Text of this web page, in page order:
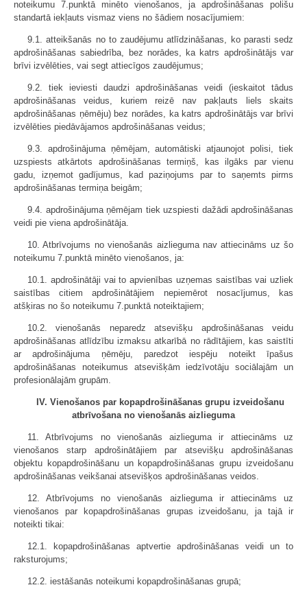
noteikumu 7.punktā minēto vienošanos, ja apdrošināšanas polišu
standartā iekļauts vismaz viens no šādiem nosacījumiem:
9.1. atteikšanās no to zaudējumu atlīdzināšanas, ko parasti sedz
apdrošināšanas sabiedrība, bez norādes, ka katrs apdrošinātājs var
brīvi izvēlēties, vai segt attiecīgos zaudējumus;
9.2. tiek ieviesti daudzi apdrošināšanas veidi (ieskaitot tādus
apdrošināšanas veidus, kuriem reizē nav pakļauts liels skaits
apdrošināšanas ņēmēju) bez norādes, ka katrs apdrošinātājs var brīvi
izvēlēties piedāvājamos apdrošināšanas veidus;
9.3. apdrošinājuma ņēmējam, automātiski atjaunojot polisi, tiek
uzspiests atkārtots apdrošināšanas termiņš, kas ilgāks par vienu
gadu, izņemot gadījumus, kad paziņojums par to saņemts pirms
apdrošināšanas termiņa beigām;
9.4. apdrošinājuma ņēmējam tiek uzspiesti dažādi apdrošināšanas
veidi pie viena apdrošinātāja.
10. Atbrīvojums no vienošanās aizlieguma nav attiecināms uz šo
noteikumu 7.punktā minēto vienošanos, ja:
10.1. apdrošinātāji vai to apvienības uzņemas saistības vai uzliek
saistības citiem apdrošinātājiem nepiemērot nosacījumus, kas
atšķiras no šo noteikumu 7.punktā noteiktajiem;
10.2. vienošanās neparedz atsevišķu apdrošināšanas veidu
apdrošināšanas atlīdzību izmaksu atkarībā no rādītājiem, kas saistīti
ar apdrošinājuma ņēmēju, paredzot iespēju noteikt īpašus
apdrošināšanas noteikumus atsevišķām iedzīvotāju sociālajām un
profesionālajām grupām.
IV. Vienošanos par kopapdrošināšanas grupu izveidošanu
atbrīvošana no vienošanās aizlieguma
11. Atbrīvojums no vienošanās aizlieguma ir attiecināms uz
vienošanos starp apdrošinātājiem par atsevišķu apdrošināšanas
objektu kopapdrošināšanu un kopapdrošināšanas grupu izveidošanu
apdrošināšanas veikšanai atsevišķos apdrošināšanas veidos.
12. Atbrīvojums no vienošanās aizlieguma ir attiecināms uz
vienošanos par kopapdrošināšanas grupas izveidošanu, ja tajā ir
noteikti tikai:
12.1. kopapdrošināšanas aptvertie apdrošināšanas veidi un to
raksturojums;
12.2. iestāšanās noteikumi kopapdrošināšanas grupā;